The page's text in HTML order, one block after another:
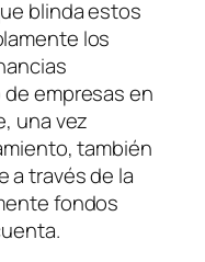
blinda estos
los
empresas en
una vez
también
a través de la
fondos